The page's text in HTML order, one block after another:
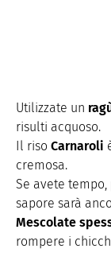
Utilizzate un
risulti acquoso.
Il riso Carnaroli
cremosa.
Se avete tempo,
sapore sarà
Mescolate
rompere i